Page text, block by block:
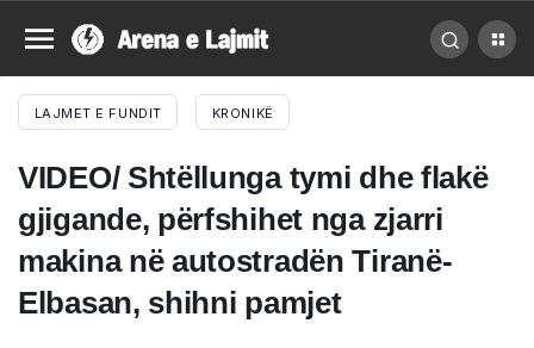
LAJMET E FUNDIT KRONIKË
VIDEO/ Shtëllunga tymi dhe flakë
gjigande, përfshihet nga zjarri
makina në autostradën Tiranë-
Elbasan, shihni pamjet